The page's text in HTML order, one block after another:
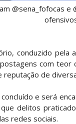
@sena_fofocas e
conduzido pela
com teor
reputação de
e será
delitos
redes sociais.